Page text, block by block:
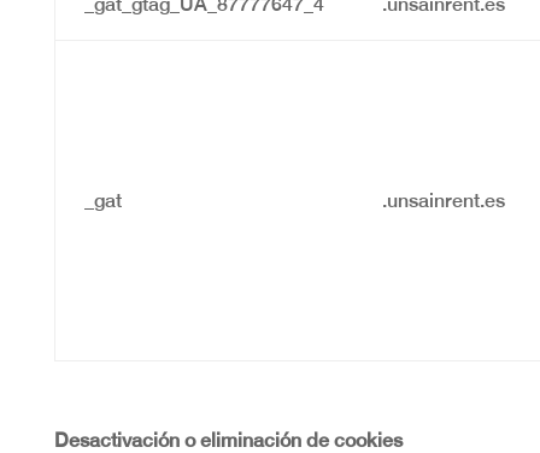
_gat .unsainrent.es
Desactivación o eliminación de cookies